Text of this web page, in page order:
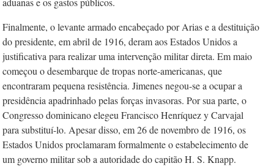
Finalmente, o levante armado encabeçado por Arias e a destituição
do presidente, em abril de 1916, deram aos Estados Unidos a
justificativa para realizar uma intervenção militar direta. Em maio
começou o desembarque de tropas norte-americanas, que
encontraram pequena resistência. Jimenes negou-se a ocupar a
presidência apadrinhado pelas forças invasoras. Por sua parte, o
Congresso dominicano elegeu Francisco Henríquez y Carvajal
para substituí-lo. Apesar disso, em 26 de novembro de 1916, os
Estados Unidos proclamaram formalmente o estabelecimento de
um governo militar sob a autoridade do capitão H. S. Knapp.